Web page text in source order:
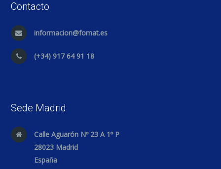
Contacto
informacion@fomat.es
(+34) 917 64 91 18
Sede Madrid
Calle Aguarón Nº 23 A 1º P
28023 Madrid
España